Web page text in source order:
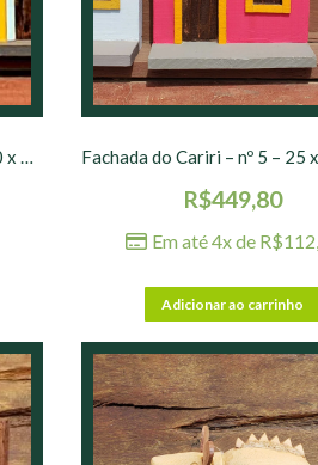
Fachada do Cariri – nº 4 – 25 x 30 x 10 cm
R$449,80
Em até 4x de R$
Adicionar ao carrinho